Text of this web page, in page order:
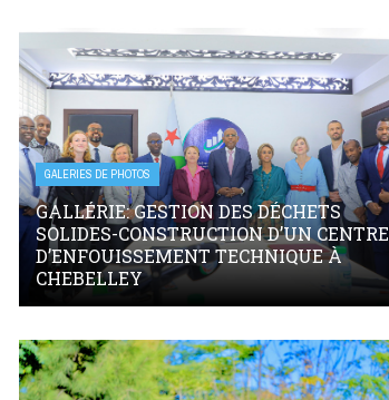
GALERIES DE PHOTOS
GALLÉRIE: GESTION DES DÉCHETS
SOLIDES-CONSTRUCTION D’UN CENTRE
D’ENFOUISSEMENT TECHNIQUE À
CHEBELLEY